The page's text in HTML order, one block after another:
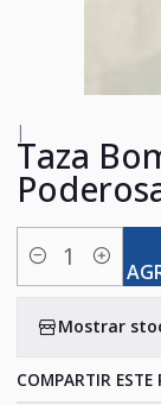
|
Taza
Cantidad
Mostrar
COMPARTIR ESTE